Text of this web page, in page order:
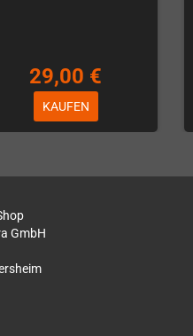
29,00 €
KAUFEN
GmbH